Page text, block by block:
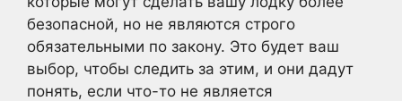
безопасной, но не являются строго
обязательными по закону. Это будет ваш
выбор, чтобы следить за этим, и они дадут
понять, если что-то не является